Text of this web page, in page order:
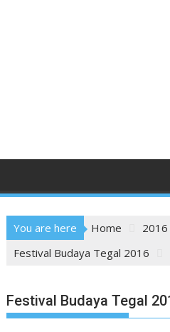
You are here Home
2016
Festival Budaya Tegal 2016
Festival Budaya Tegal